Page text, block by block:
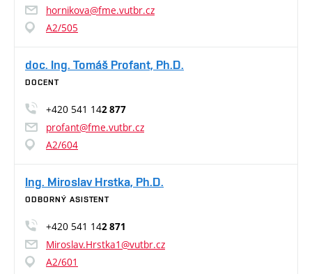
hornikova@fme.vutbr.cz
A2/505
doc. Ing. Tomáš Profant, Ph.D.
DOCENT
+420 541 142 877
profant@fme.vutbr.cz
A2/604
Ing. Miroslav Hrstka, Ph.D.
ODBORNÝ ASISTENT
+420 541 142 871
Miroslav.Hrstka1@vutbr.cz
A2/601